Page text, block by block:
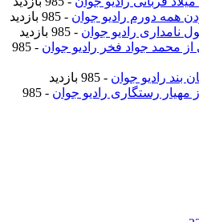
همه دورم رادیو جوان - 985 بازدید
نامداری رادیو جوان - 985 بازدید
از محمد جواد فخر رادیو جوان
- 985
بند رادیو جوان - 985 بازدید
مهیار رستگاری رادیو جوان
- 985